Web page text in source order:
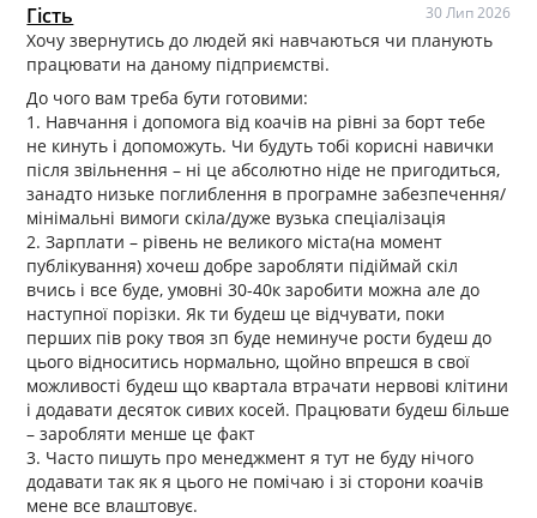
Гість 30 Лип 2026
Хочу звернутись до людей які навчаються чи планують
працювати на даному підприємстві.
До чого вам треба бути готовими:
1. Навчання і допомога від коачів на рівні за борт тебе
не кинуть і допоможуть. Чи будуть тобі корисні навички
після звільнення – ні це абсолютно ніде не пригодиться,
занадто низьке поглиблення в програмне забезпечення/
мінімальні вимоги скіла/дуже вузька спеціалізація
2. Зарплати – рівень не великого міста(на момент
публікування) хочеш добре заробляти підіймай скіл
вчись і все буде, умовні 30-40к заробити можна але до
наступної порізки. Як ти будеш це відчувати, поки
перших пів року твоя зп буде неминуче рости будеш до
цього відноситись нормально, щойно впрешся в свої
можливості будеш що квартала втрачати нервові клітини
і додавати десяток сивих косей. Працювати будеш більше
– заробляти менше це факт
3. Часто пишуть про менеджмент я тут не буду нічого
додавати так як я цього не помічаю і зі сторони коачів
мене все влаштовує.